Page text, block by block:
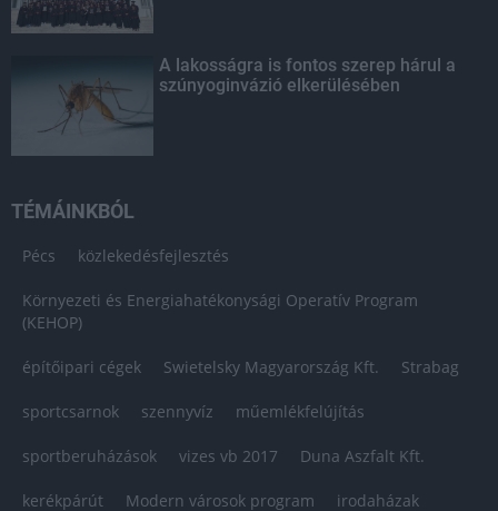
A lakosságra is fontos szerep hárul a
szúnyoginvázió elkerülésében
TÉMÁINKBÓL
Pécs közlekedésfejlesztés
Környezeti és Energiahatékonysági Operatív Program
(KEHOP)
építőipari cégek Swietelsky Magyarország Kft. Strabag
sportcsarnok szennyvíz műemlékfelújítás
sportberuházások vizes vb 2017 Duna Aszfalt Kft.
kerékpárút Modern városok program irodaházak